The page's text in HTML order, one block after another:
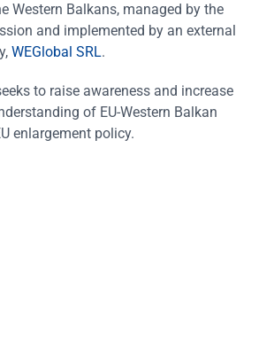
Western Balkans, managed by the
and implemented by an external
WEGlobal SRL.
to raise awareness and increase
of EU-Western Balkan
enlargement policy.